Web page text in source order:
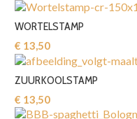
WORTELSTAMP
€ 13,50‎
ZUURKOOLSTAMP
€ 13,50‎